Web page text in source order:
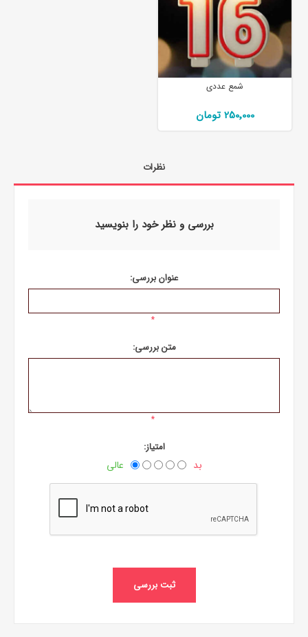
شمع عددی
250٬000 تومان
نظرات
بررسی و نظر خود را بنویسید
عنوان بررسی:
*
متن بررسی:
*
امتیاز:
بد عالی
ثبت بررسی